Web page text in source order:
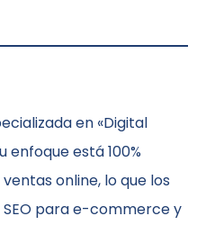
en «Digital
enfoque está 100%
online, lo que los
para e-commerce y